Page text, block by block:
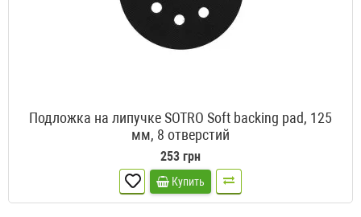
Подложка на липучке SOTRO Soft backing pad, 125
мм, 8 отверстий
253 грн
Купить